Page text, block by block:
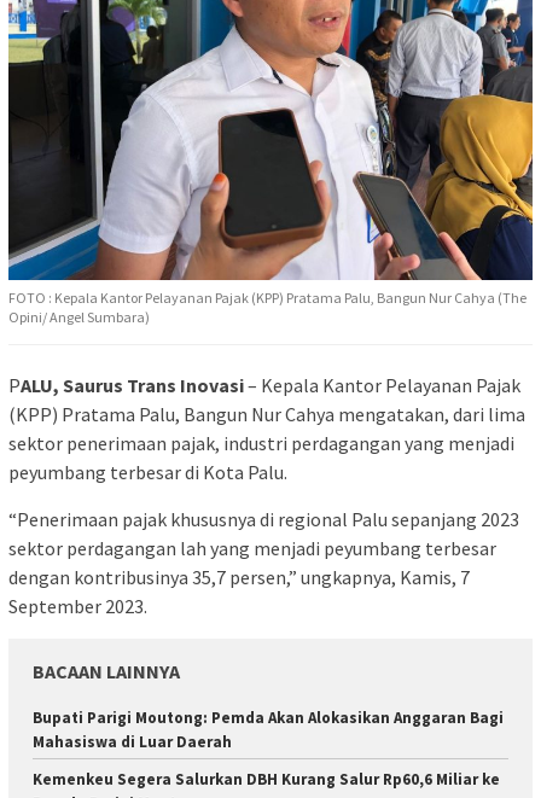
FOTO : Kepala Kantor Pelayanan Pajak (KPP) Pratama Palu, Bangun Nur Cahya (The
Opini/ Angel Sumbara)
PALU, Saurus Trans Inovasi– Kepala Kantor Pelayanan Pajak
(KPP) Pratama Palu, Bangun Nur Cahya mengatakan, dari lima
sektor penerimaan pajak, industri perdagangan yang menjadi
peyumbang terbesar di Kota Palu.
“Penerimaan pajak khususnya di regional Palu sepanjang 2023
sektor perdagangan lah yang menjadi peyumbang terbesar
dengan kontribusinya 35,7 persen,” ungkapnya, Kamis, 7
September 2023.
BACAAN LAINNYA
Bupati Parigi Moutong: Pemda Akan Alokasikan Anggaran Bagi
Mahasiswa di Luar Daerah
Kemenkeu Segera Salurkan DBH Kurang Salur Rp60,6 Miliar ke